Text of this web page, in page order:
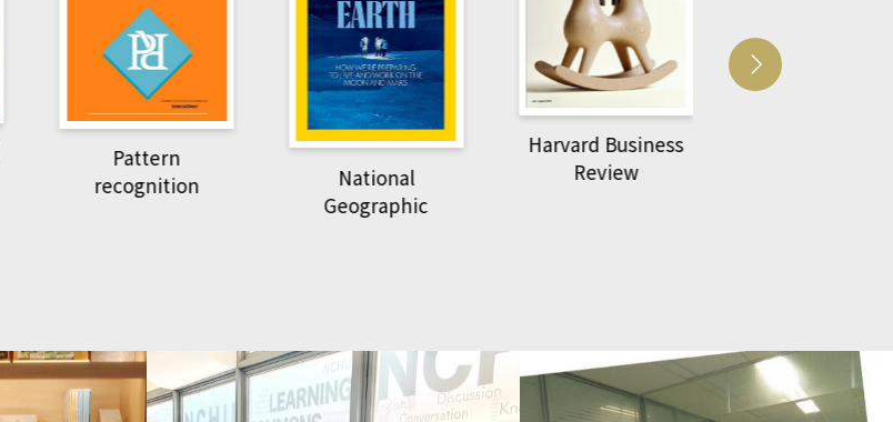
Pattern
recognition
National
Geographic
Harvard Business
Review